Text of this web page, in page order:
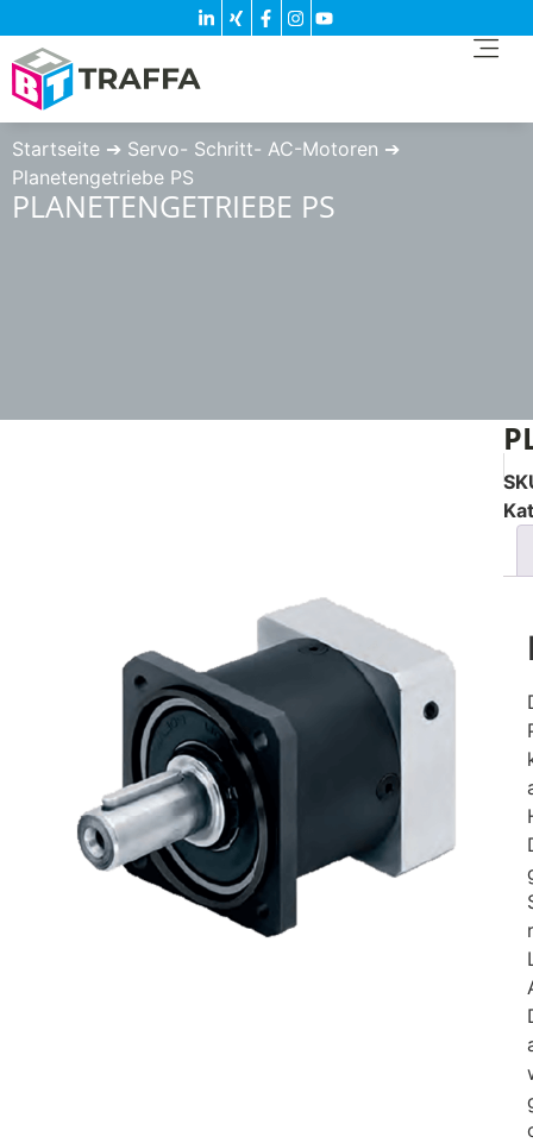
Startseite ➔ Servo- Schritt- AC-Motoren ➔
Planetengetriebe PS
PLANETENGETRIEBE PS